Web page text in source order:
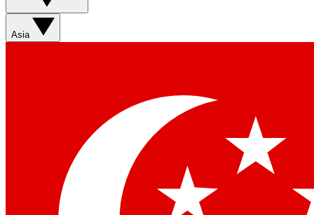
Asia